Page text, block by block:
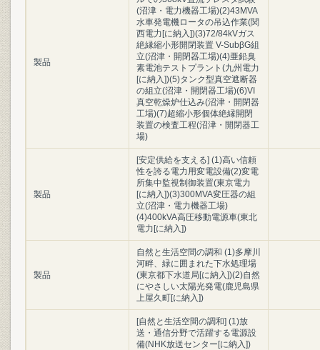
製品
(沼津・電力機器工場)(2)43MVA
水車発電機ロータの吊込作業(関
西電力[に納入])(3)72/84kVガス
絶縁縮小形開閉装置 V-SubβG組
立(沼津・開閉器工場)(4)亜鉛臭
素電池テストプラント(九州電力
[に納入])(5)タンク型真空遮断器
の組立(沼津・開閉器工場)(6)VI
真空乾燥炉仕込み(沼津・開閉器
工場)(7)超縮小形個体絶縁開閉
装置の検査工程(沼津・開閉器工
場)
製品
[安定供給を支える] (1)高い信頼
性を誇る電力用変電設備(2)変電
所集中監視制御装置(東京電力
[に納入])(3)300MVA変圧器の組
立(沼津・電力機器工場)
(4)400kVA高圧移動電源車(東北
電力[に納入])
製品
自然と生活空間の調和 (1)多摩川
河畔、緑に囲まれた下水処理場
(東京都下水道局[に納入])(2)自然
にやさしい太陽光発電(鹿児島県
上屋久町[に納入])
[自然と生活空間の調和] (1)放
送・通信分野で活躍する電源設
備(NHK放送センター[に納入])